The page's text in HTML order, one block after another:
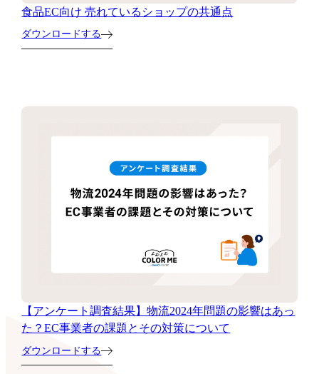
食品EC向け 売れているショップの共通点
ダウンロードする
【アンケート調査結果】物流2024年問題の影響はあっ
た？EC事業者の課題とその対策について
ダウンロードする